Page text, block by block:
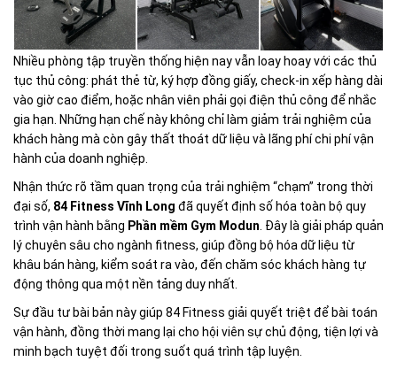
Nhiều phòng tập truyền thống hiện nay vẫn loay hoay với các thủ
tục thủ công: phát thẻ từ, ký hợp đồng giấy, check-in xếp hàng dài
vào giờ cao điểm, hoặc nhân viên phải gọi điện thủ công để nhắc
gia hạn. Những hạn chế này không chỉ làm giảm trải nghiệm của
khách hàng mà còn gây thất thoát dữ liệu và lãng phí chi phí vận
hành của doanh nghiệp.
Nhận thức rõ tầm quan trọng của trải nghiệm “chạm” trong thời
đại số, 84 Fitness Vĩnh Long đã quyết định số hóa toàn bộ quy
trình vận hành bằng Phần mềm Gym Modun. Đây là giải pháp quản
lý chuyên sâu cho ngành fitness, giúp đồng bộ hóa dữ liệu từ
khâu bán hàng, kiểm soát ra vào, đến chăm sóc khách hàng tự
động thông qua một nền tảng duy nhất.
Sự đầu tư bài bản này giúp 84 Fitness giải quyết triệt để bài toán
vận hành, đồng thời mang lại cho hội viên sự chủ động, tiện lợi và
minh bạch tuyệt đối trong suốt quá trình tập luyện.